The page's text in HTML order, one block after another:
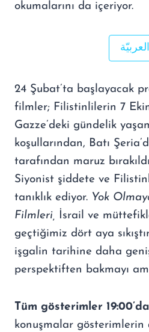
okumalarını da içeriyor.
العربيّة
24 Şubat’ta başlayacak
filmler; Filistinlilerin 7
Gazze’deki gündelik
koşullarından, Batı
tarafından maruz
Siyonist şiddete ve
tanıklık ediyor. Yok
Filmleri, İsrail ve
geçtiğimiz dört aya
işgalin tarihine daha
perspektiften bakmayı
T üm gösterimler 19:00’
konuşmalar gösterimlerin